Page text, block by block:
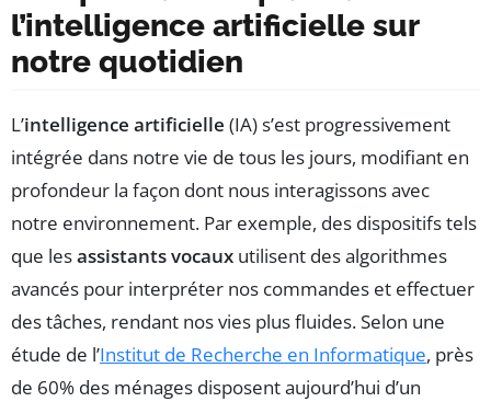
l’intelligence artificielle sur
notre quotidien
L’intelligence artificielle (IA) s’est progressivement
intégrée dans notre vie de tous les jours, modifiant en
profondeur la façon dont nous interagissons avec
notre environnement. Par exemple, des dispositifs tels
que lesassistants vocaux utilisent des algorithmes
avancés pour interpréter nos commandes et effectuer
des tâches, rendant nos vies plus fluides. Selon une
étude de l’Institut de Recherche en Informatique, près
de 60% des ménages disposent aujourd’hui d’un